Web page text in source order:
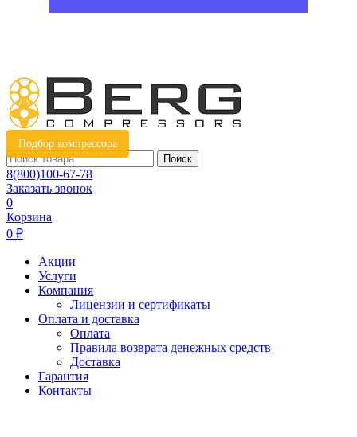
Подбор компрессора
Поиск
8(800)100-67-78
Заказать звонок
0
Корзина
0 ₽
Акции
Услуги
Компания
Лицензии и сертификаты
Оплата и доставка
Оплата
Правила возврата денежных средств
Доставка
Гарантия
Контакты